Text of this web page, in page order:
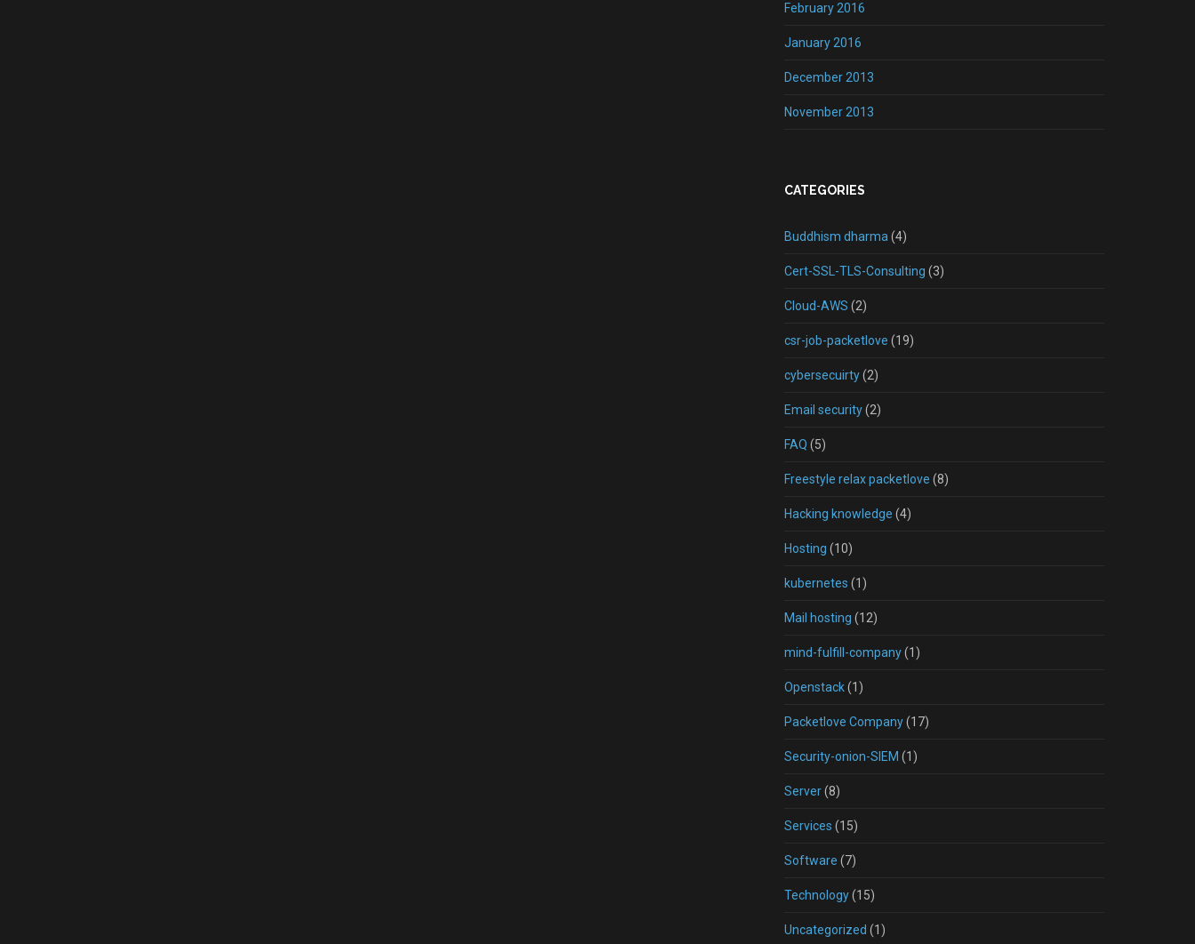
February 2016
January 2016
December 2013
November 2013
CATEGORIES
Buddhism dharma (4)
Cert-SSL-TLS-Consulting (3)
Cloud-AWS (2)
csr-job-packetlove (19)
cybersecuirty(2)
Email security(2)
FAQ (5)
Freestyle relax packetlove (8)
Hacking knowledge (4)
Hosting (10)
kubernetes (1)
Mail hosting (12)
mind-fulfill-company(1)
Openstack(1)
Packetlove Company(17)
Security-onion-SIEM (1)
Server(8)
Services (15)
Software (7)
Technology(15)
Uncategorized (1)